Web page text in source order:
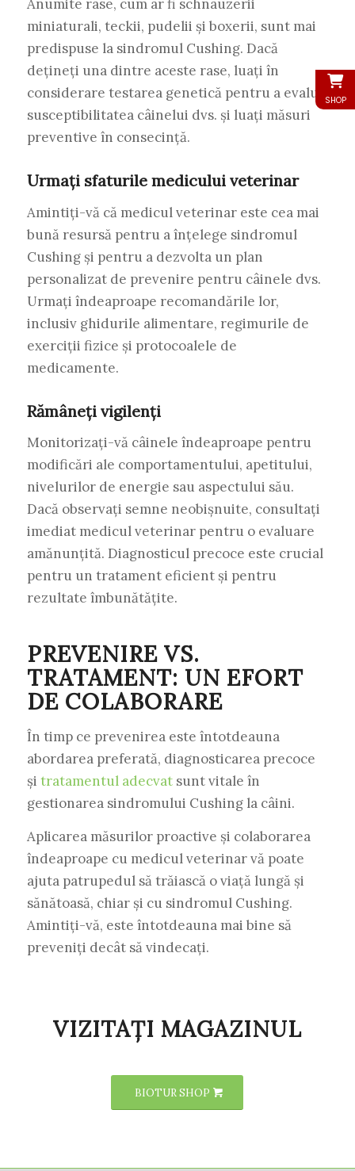
Anumite rase, cum ar fi schnauzerii
miniaturali, teckii, pudelii și boxerii, sunt mai
predispuse la sindromul Cushing. Dacă
dețineți una dintre aceste rase, luați în
considerare testarea genetică pentru a evalua
susceptibilitatea câinelui dvs. și luați măsuri
preventive în consecință.
Urmați sfaturile medicului veterinar
Amintiți-vă că medicul veterinar este cea mai
bună resursă pentru a înțelege sindromul
Cushing și pentru a dezvolta un plan
personalizat de prevenire pentru câinele dvs.
Urmați îndeaproape recomandările lor,
inclusiv ghidurile alimentare, regimurile de
exerciții fizice și protocoalele de
medicamente.
Rămâneți vigilenți
Monitorizați-vă câinele îndeaproape pentru
modificări ale comportamentului, apetitului,
nivelurilor de energie sau aspectului său.
Dacă observați semne neobișnuite, consultați
imediat medicul veterinar pentru o evaluare
amănunțită. Diagnosticul precoce este crucial
pentru un tratament eficient și pentru
rezultate îmbunătățite.
PREVENIRE VS.
TRATAMENT: UN EFORT
DE COLABORARE
În timp ce prevenirea este întotdeauna
abordarea preferată, diagnosticarea precoce
și tratamentul adecvatsunt vitale în
gestionarea sindromului Cushing la câini.
Aplicarea măsurilor proactive și colaborarea
îndeaproape cu medicul veterinar vă poate
ajuta patrupedul să trăiască o viață lungă și
sănătoasă, chiar și cu sindromul Cushing.
Amintiți-vă, este întotdeauna mai bine să
preveniți decât să vindecați.
VIZITAȚI MAGAZINUL
BIOTUR SHOP
SHOP